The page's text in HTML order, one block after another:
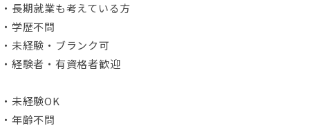
・長期就業も考えている方
・学歴不問
・未経験・ブランク可
・経験者・有資格者歓迎
・未経験OK
・年齢不問